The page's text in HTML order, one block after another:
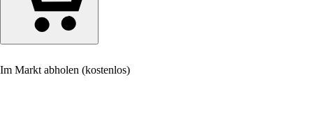
Im Markt abholen (kostenlos)